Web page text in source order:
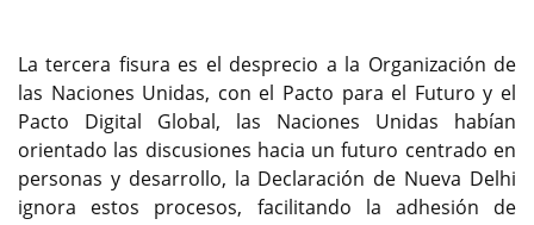
La tercera fisura es el desprecio a la Organización de
las Naciones Unidas, con el Pacto para el Futuro y el
Pacto Digital Global, las Naciones Unidas habían
orientado las discusiones hacia un futuro centrado en
personas y desarrollo, la Declaración de Nueva Delhi
ignora estos procesos, facilitando la adhesión de